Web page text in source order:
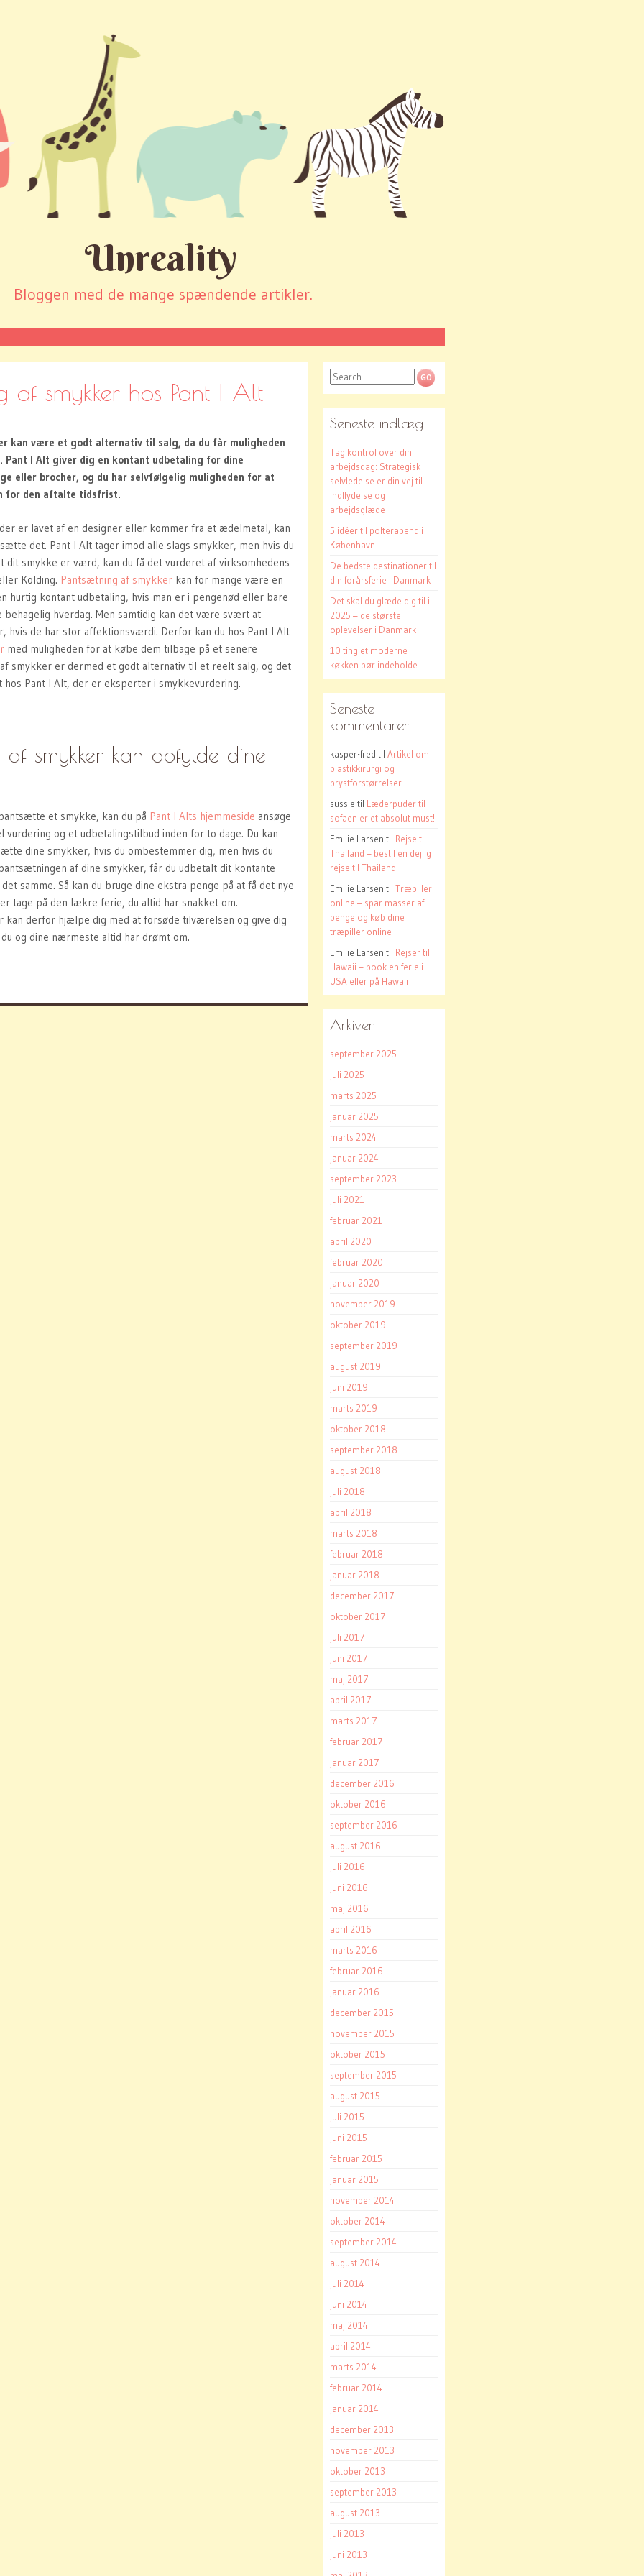
Unreality
Bloggen med de mange spændende artikler.
af smykker hos Pant I Alt
kan være et godt alternativ til salg, da du får muligheden
I Alt giver dig en kontant udbetaling for dine
eller brocher, og du har selvfølgelig muligheden for at
for den aftalte tidsfrist.
er lavet af en designer eller kommer fra et ædelmetal, kan
det. Pant I Alt tager imod alle slags smykker, men hvis du
dit smykke er værd, kan du få det vurderet af virksomhedens
Kolding. Pantsætning af smykker kan for mange være en
hurtig kontant udbetaling, hvis man er i pengenød eller bare
behagelig hverdag. Men samtidig kan det være svært at
hvis de har stor affektionsværdi. Derfor kan du hos Pant I Alt
med muligheden for at købe dem tilbage på et senere
smykker er dermed et godt alternativ til et reelt salg, og det
Pant I Alt, der er eksperter i smykkevurdering.
af smykker kan opfylde dine
et smykke, kan du på Pant I Alts hjemmeside ansøge
vurdering og et udbetalingstilbud inden for to dage. Du kan
dine smykker, hvis du ombestemmer dig, men hvis du
af dine smykker, får du udbetalt dit kontante
samme. Så kan du bruge dine ekstra penge på at få det nye
tage på den lækre ferie, du altid har snakket om.
kan derfor hjælpe dig med at forsøde tilværelsen og give dig
og dine nærmeste altid har drømt om.
Search
Seneste indlæg
Tag kontrol over din
arbejdsdag: Strategisk
selvledelse er din vej til
indflydelse og
arbejdsglæde
5 idéer til polterabend i
København
De bedste destinationer til
din forårsferie i Danmark
Det skal du glæde dig til i
2025 – de største
oplevelser i Danmark
10 ting et moderne
køkken bør indeholde
Seneste
kommentarer
kasper-fred til Artikel om
plastikkirurgi og
brystforstørrelser
sussie til Læderpuder til
sofaen er et absolut must!
Emilie Larsen til Rejse til
Thailand – bestil en dejlig
rejse til Thailand
Emilie Larsen til Træpiller
online – spar masser af
penge og køb dine
træpiller online
Emilie Larsen til Rejser til
Hawaii – book en ferie i
USA eller på Hawaii
Arkiver
september 2025
juli 2025
marts 2025
januar 2025
marts 2024
januar 2024
september 2023
juli 2021
februar 2021
april 2020
februar 2020
januar 2020
november 2019
oktober 2019
september 2019
august 2019
juni 2019
marts 2019
oktober 2018
september 2018
august 2018
juli 2018
april 2018
marts 2018
februar 2018
januar 2018
december 2017
oktober 2017
juli 2017
juni 2017
maj 2017
april 2017
marts 2017
februar 2017
januar 2017
december 2016
oktober 2016
september 2016
august 2016
juli 2016
juni 2016
maj 2016
april 2016
marts 2016
februar 2016
januar 2016
december 2015
november 2015
oktober 2015
september 2015
august 2015
juli 2015
juni 2015
februar 2015
januar 2015
november 2014
oktober 2014
september 2014
august 2014
juli 2014
juni 2014
maj 2014
april 2014
marts 2014
februar 2014
januar 2014
december 2013
november 2013
oktober 2013
september 2013
august 2013
juli 2013
juni 2013